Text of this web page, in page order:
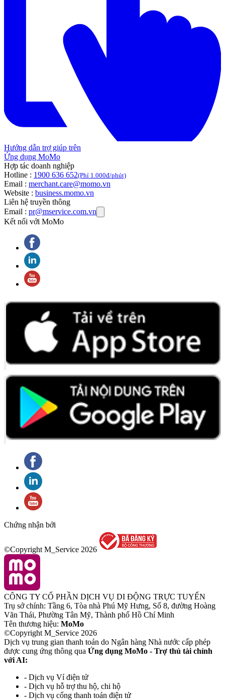
Hướng dẫn trợ giúp trên
Ứng dụng MoMo
Hợp tác doanh nghiệp
Hotline : 1900 636 652(Phí 1.000đ/phút)
Email : merchant.care@momo.vn
Website : business.momo.vn
Liên hệ truyền thông
Email : pr@mservice.com.vn
Kết nối với MoMo
Chứng nhận bởi
©Copyright M_Service 2026
CÔNG TY CỔ PHẦN DỊCH VỤ DI ĐỘNG TRỰC TUYẾN
Trụ sở chính: Tầng 6, Tòa nhà Phú Mỹ Hưng, Số 8, đường Hoàng
Văn Thái, Phường Tân Mỹ, Thành phố Hồ Chí Minh
Tên thương hiệu: MoMo
©Copyright M_Service 2026
Dịch vụ trung gian thanh toán do Ngân hàng Nhà nước cấp phép
được cung ứng thông qua Ứng dụng MoMo - Trợ thủ tài chính
với AI:
- Dịch vụ Ví điện tử
- Dịch vụ hỗ trợ thu hộ, chi hộ
- Dịch vụ cổng thanh toán điện tử